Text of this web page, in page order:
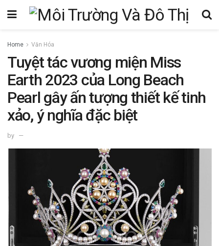
Home Văn Hóa
Tuyệt tác vương miện Miss
Earth 2023 của Long Beach
Pearl gây ấn tượng thiết kế tinh
xảo, ý nghĩa đặc biệt
by